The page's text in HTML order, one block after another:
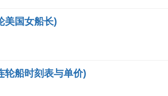
美国女船长)
轮船时刻表与单价)